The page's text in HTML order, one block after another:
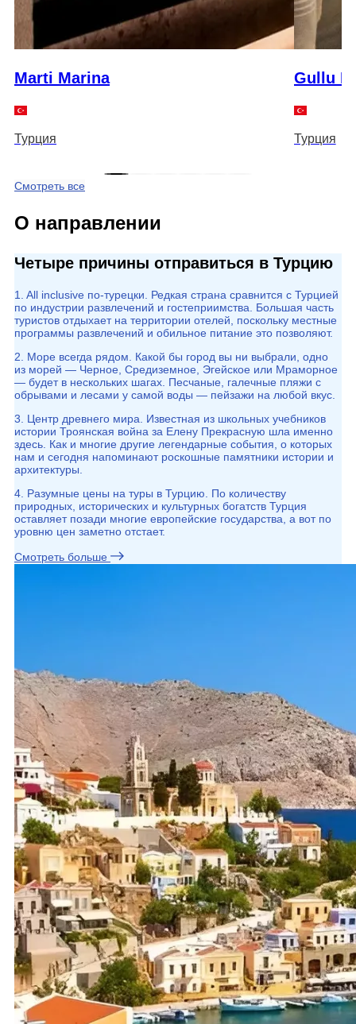
Marti Marina
Турция
Gullu
Турция
Смотреть все
О направлении
Четыре причины отправиться в Турцию
1. All inclusive по-турецки. Редкая страна сравнится с Турцией
по индустрии развлечений и гостеприимства. Большая часть
туристов отдыхает на территории отелей, поскольку местные
программы развлечений и обильное питание это позволяют.
2. Море всегда рядом. Какой бы город вы ни выбрали, одно
из морей — Черное, Средиземное, Эгейское или Мраморное
— будет в нескольких шагах. Песчаные, галечные пляжи с
обрывами и лесами у самой воды — пейзажи на любой вкус.
3. Центр древнего мира. Известная из школьных учебников
истории Троянская война за Елену Прекрасную шла именно
здесь. Как и многие другие легендарные события, о которых
нам и сегодня напоминают роскошные памятники истории и
архитектуры.
4. Разумные цены на туры в Турцию. По количеству
природных, исторических и культурных богатств Турция
оставляет позади многие европейские государства, а вот по
уровню цен заметно отстает.
Смотреть больше